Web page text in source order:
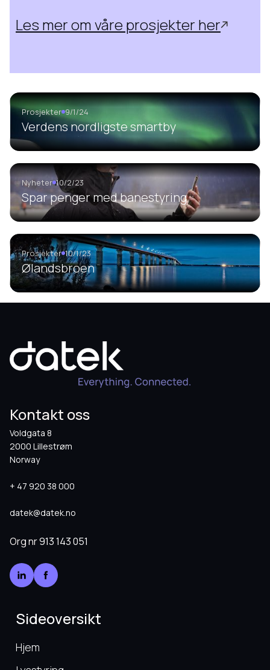
Les mer om våre prosjekter her
Prosjekter 9/1/24
Verdens nordligste smartby
Nyheter 10/2/23
Spar penger med banestyring
Prosjekter 10/1/23
Ølandsbroen
Kontakt oss
Voldgata 8
2000 Lillestrøm
Norway
+ 47 920 38 000
datek@datek.no
Org nr913 143 051
Sideoversikt
Hjem